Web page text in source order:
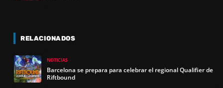
RELACIONADOS
NOTICIAS
Barcelona se prepara para celebrar el regional Qualifier de
Riftbound